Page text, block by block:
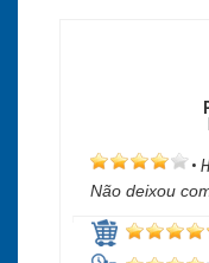
•
Não deixou